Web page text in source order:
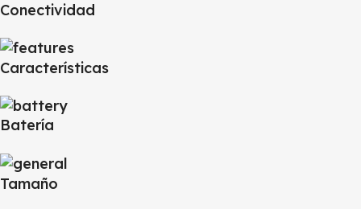
Conectividad
Características
Batería
Tamaño